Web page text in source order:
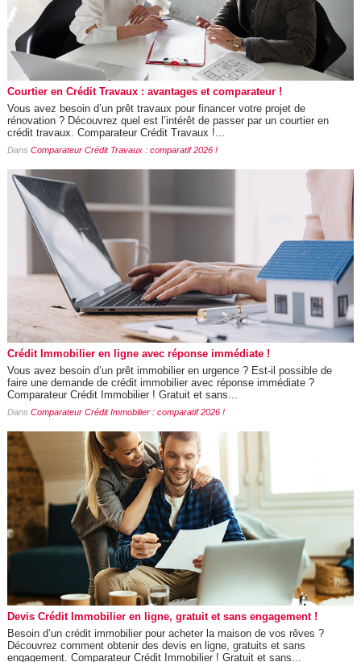
Courtier en Crédit Travaux : avantages et comparateur !
Vous avez besoin d’un prêt travaux pour financer votre projet de
rénovation ? Découvrez quel est l’intérêt de passer par un courtier en
crédit travaux. Comparateur Crédit Travaux !...
Dans Comparateur Crédit Travaux : comparatif 2026 !
Crédit Immobilier en ligne avec réponse immédiate !
Vous avez besoin d’un prêt immobilier en urgence ? Est-il possible de
faire une demande de crédit immobilier avec réponse immédiate ?
Comparateur Crédit Immobilier ! Gratuit et sans...
Dans Comparateur Crédit Immobilier : comparatif 2026 !
Devis Crédit Immobilier en ligne, gratuit et sans engagement !
Besoin d’un crédit immobilier pour acheter la maison de vos rêves ?
Découvrez comment obtenir des devis en ligne, gratuits et sans
engagement. Comparateur Crédit Immobilier ! Gratuit et sans...